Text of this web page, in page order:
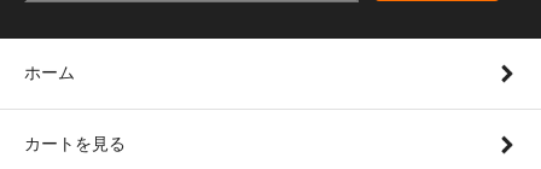
ホーム
カートを見る